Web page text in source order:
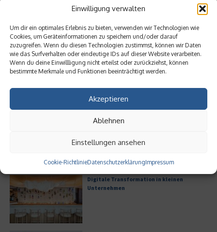
Einwilligung verwalten
Um dir ein optimales Erlebnis zu bieten, verwenden wir Technologien wie
Cookies, um Geräteinformationen zu speichern und/oder darauf
zuzugreifen. Wenn du diesen Technologien zustimmst, können wir Daten
wie das Surfverhalten oder eindeutige IDs auf dieser Website verarbeiten.
Wenn du deine Einwillligung nicht erteilst oder zurückziehst, können
bestimmte Merkmale und Funktionen beeinträchtigt werden.
Akzeptieren
Ablehnen
Einstellungen ansehen
Cookie-RichtlinieDatenschutzerklärungImpressum
Leitfaden zur Eröffnung eines
Hilton Worldwide: Eine Ikone der globalen
Hotellerie im Wandel der Zeit
Digitalisierung als Wettbewerbsvorteil
Digitale Transformation in kleinen
Unternehmen